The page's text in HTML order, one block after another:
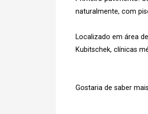
naturalmente, com
Localizado em área
Kubitschek, clínicas
Gostaria de saberConcordo
Termos
e